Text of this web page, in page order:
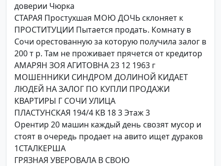
доверии Чюрка
СТАРАЯ Простухшая МОЮ ДОЧЬ склоняет к
ПРОСТИТУЦИИ Пытается продать. Комнату в
Сочи орестованную за которую получила залог в
200 т р. Там не проживает прячется от кредитор
АМАРЯН ЗОЯ АГИТОВНА 23 12 1963 г
МОШЕННИКИ СИНДРОМ ДОЛИНОЙ КИДАЕТ
ЛЮДЕЙ НА ЗАЛОГ ПО КУПЛИ ПРОДАЖИ
КВАРТИРЫ Г СОЧИ УЛИЦА
ПЛАСТУНСКАЯ 194/4 КВ 18 3 Этаж 3
Орентир 20 машин каждый день свозят мусор и
стоят в очередь продает на авито ищет дураков
1СТАЛКЕРША
ГРЯЗНАЯ УВЕРОВАЛА В СВОЮ